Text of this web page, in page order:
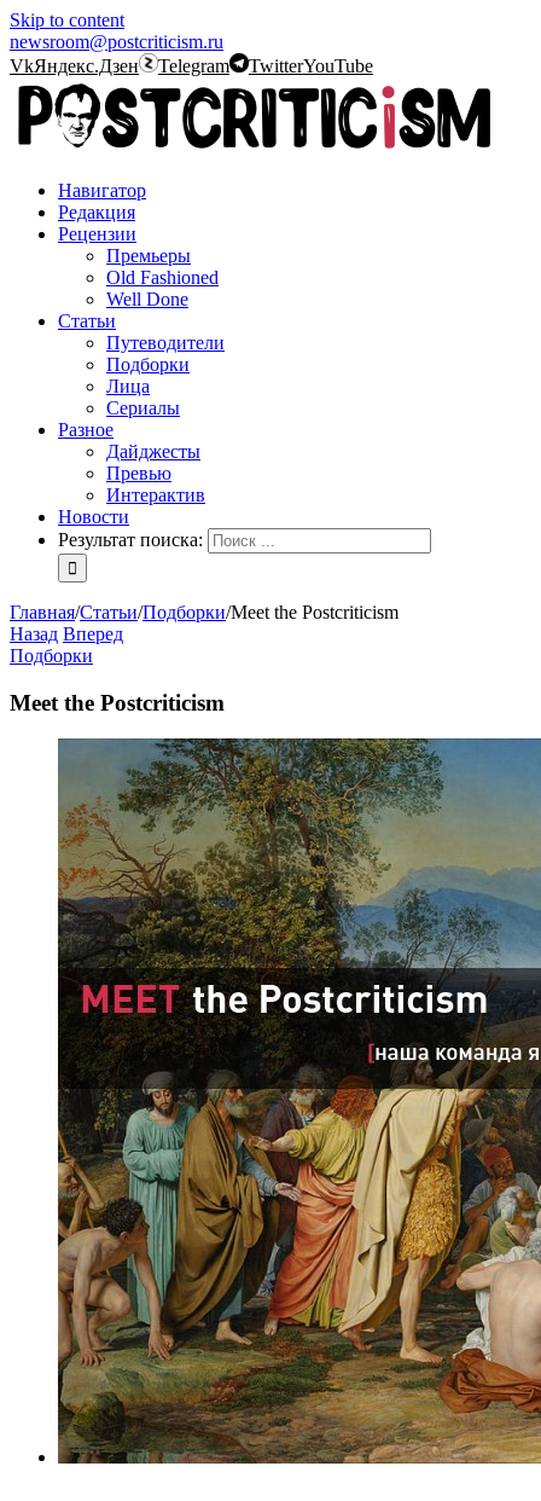
Skip to content
newsroom@postcriticism.ru
VkЯндекс.Дзен Telegram TwitterYouTube
Навигатор
Редакция
Рецензии
Премьеры
Old Fashioned
Well Done
Статьи
Путеводители
Подборки
Лица
Сериалы
Разное
Дайджесты
Превью
Интерактив
Новости
Результат поиска:
Главная/Статьи/Подборки/Meet the Postcriticism
Назад Вперед
Подборки
Meet the Postcriticism